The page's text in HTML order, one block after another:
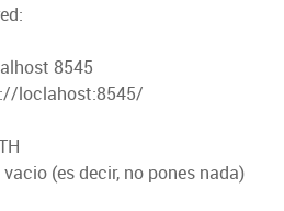
8545
loclahost:8545/
(es decir, no pones nada)